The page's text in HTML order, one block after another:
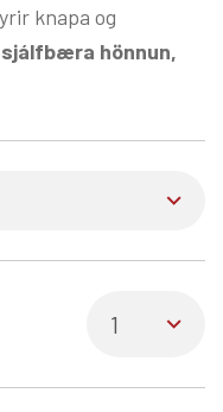
knapa og
sjálfbæra hönnun,